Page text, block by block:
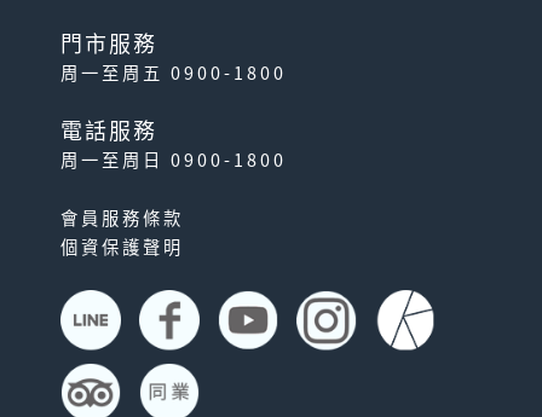
門市服務
周一至周五 0900-1800
電話服務
周一至周日 0900-1800
會員服務條款
個資保護聲明